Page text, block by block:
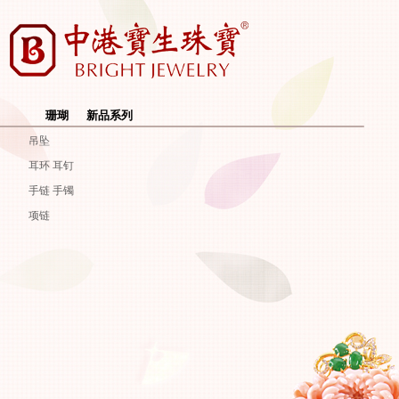
珊瑚 新品系列
吊坠
耳环 耳钉
手链 手镯
项链